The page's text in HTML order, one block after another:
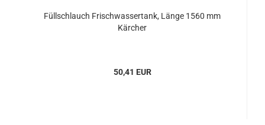
Füllschlauch Frischwassertank, Länge 1560 mm
Kärcher
50,41 EUR